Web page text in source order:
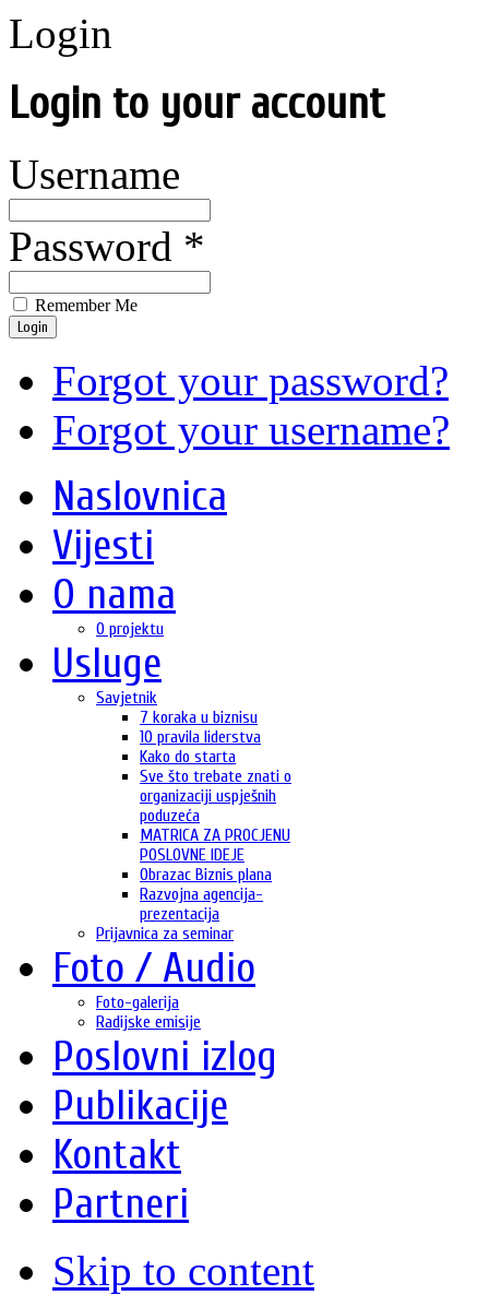
Login
Login to your account
Username
Password *
Remember Me
Login
Forgot your password?
Forgot your username?
Naslovnica
Vijesti
O nama
O projektu
Usluge
Savjetnik
7 koraka u biznisu
10 pravila liderstva
Kako do starta
Sve što trebate znati o
organizaciji uspješnih
poduzeća
MATRICA ZA PROCJENU
POSLOVNE IDEJE
Obrazac Biznis plana
Razvojna agencija-
prezentacija
Prijavnica za seminar
Foto / Audio
Foto-galerija
Radijske emisije
Poslovni izlog
Publikacije
Kontakt
Partneri
Skip to content